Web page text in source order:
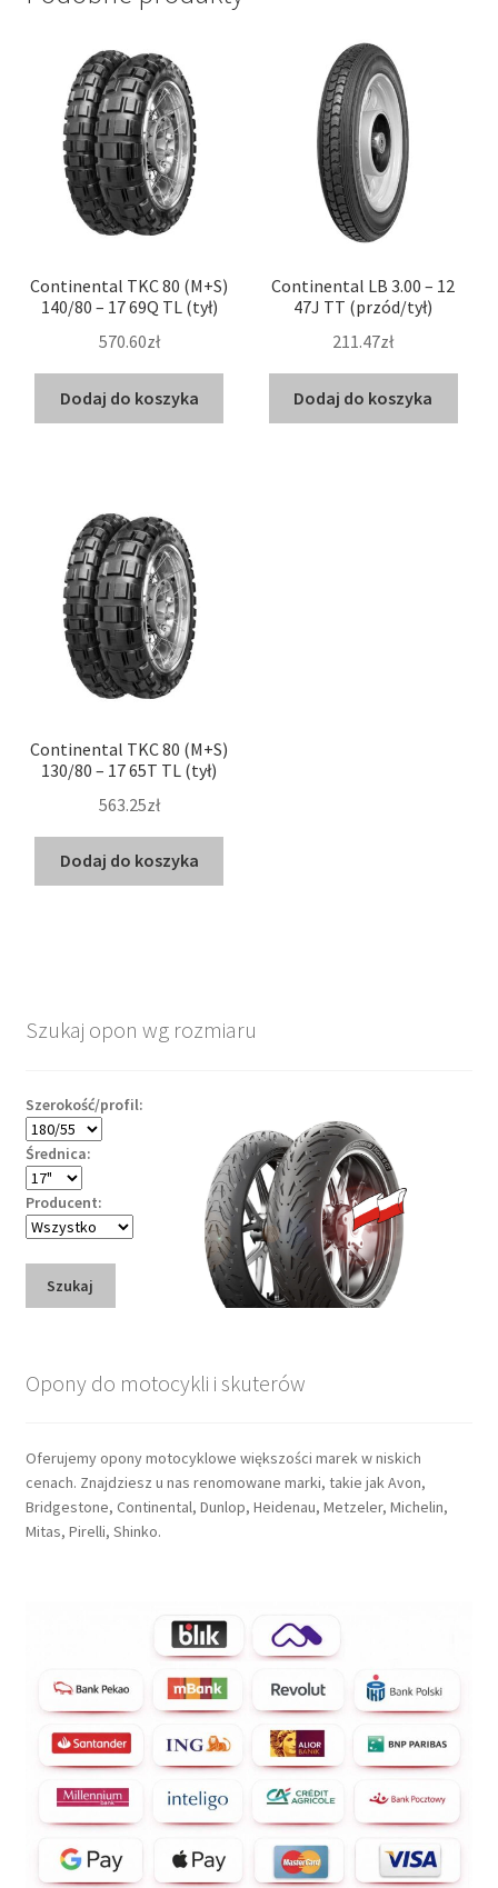
Continental TKC 80 (M+S)
140/80 – 17 69Q TL (tył)
570.60zł
Dodaj do koszyka
Continental LB 3.00 – 12
47J TT (przód/tył)
211.47zł
Dodaj do koszyka
Continental TKC 80 (M+S)
130/80 – 17 65T TL (tył)
563.25zł
Dodaj do koszyka
Szukaj opon wg rozmiaru
Szerokość/profil:
Średnica:
Producent:
Szukaj
Opony do motocykli i skuterów
Oferujemy opony motocyklowe większości marek w niskich
cenach. Znajdziesz u nas renomowane marki, takie jak Avon,
Bridgestone, Continental, Dunlop, Heidenau, Metzeler, Michelin,
Mitas, Pirelli, Shinko.